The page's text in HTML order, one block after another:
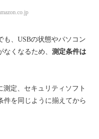
も、USBの状態やパソコン
くなるため、 測定条件は
測定、セキュリティソフト
件を同じように揃えてから